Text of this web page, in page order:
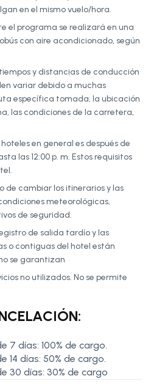
en el mismo vuelo/hora.
el programa se realizará en una
con aire acondicionado, según
y distancias de conducción
variar debido a muchas
específica tomada, la ubicación
las condiciones de la carretera,
en general es después de
las 12:00 p. m. Estos requisitos
de cambiar los itinerarios y las
meteorológicas,
de seguridad.
de salida tardío y las
o contiguas del hotel están
se garantizan
no utilizados. No se permite
7 días: 100% de cargo.
14 días: 50% de cargo.
30 días: 30% de cargo